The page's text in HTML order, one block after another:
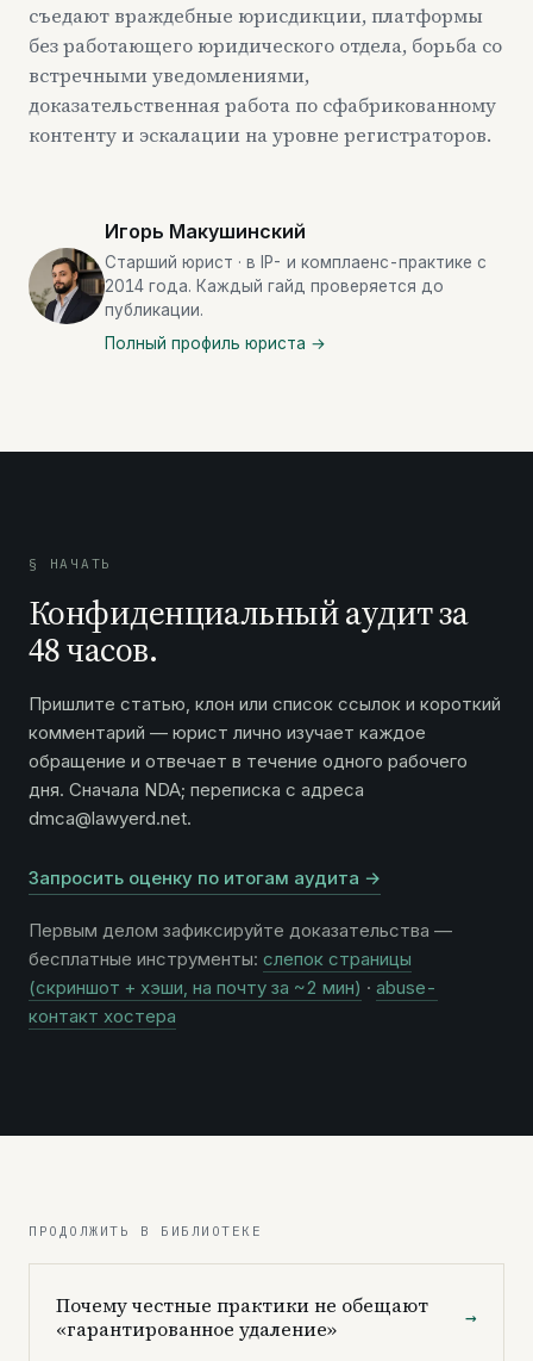
съедают враждебные юрисдикции, платформы
без работающего юридического отдела, борьба со
встречными уведомлениями,
доказательственная работа по сфабрикованному
контенту и эскалации на уровне регистраторов.
Игорь Макушинский
Старший юрист · в IP- и комплаенс-практике с
2014 года. Каждый гайд проверяется до
публикации.
Полный профиль юриста →
§ НАЧАТЬ
Конфиденциальный аудит за
48 часов.
Пришлите статью, клон или список ссылок и короткий
комментарий — юрист лично изучает каждое
обращение и отвечает в течение одного рабочего
дня. Сначала NDA; переписка с адреса
dmca@lawyerd.net.
Запросить оценку по итогам аудита →
Первым делом зафиксируйте доказательства —
бесплатные инструменты: слепок страницы
(скриншот + хэши, на почту за ~2 мин) · abuse-
контакт хостера
ПРОДОЛЖИТЬ В БИБЛИОТЕКЕ
Почему честные практики не обещают
«гарантированное удаление»
→